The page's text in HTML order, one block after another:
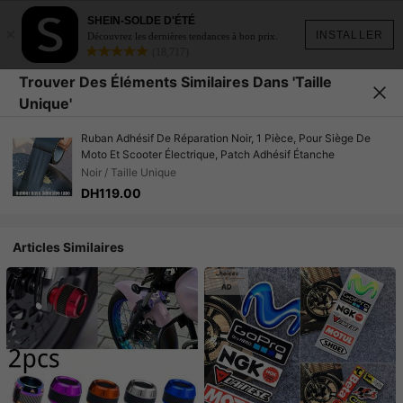
INSTALLER
SHEIN-SOLDE D'ÉTÉ
Découvrez les dernières tendances à bon prix.
Trouver Des Éléments Similaires Dans 'Taille
Unique'
Ruban Adhésif De Réparation Noir, 1 Pièce, Pour Siège De
Moto Et Scooter Électrique, Patch Adhésif Étanche
Noir / Taille Unique
DH119.00
Articles Similaires